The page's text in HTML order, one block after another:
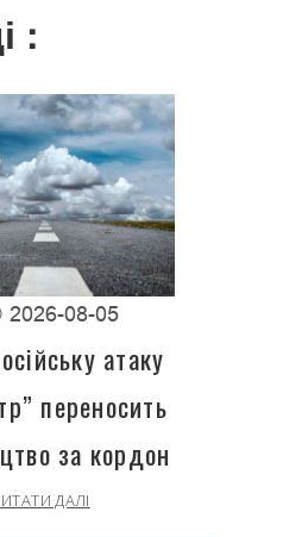
:
2026-08-05
атаку
переносить
за кордон
ДАЛІ